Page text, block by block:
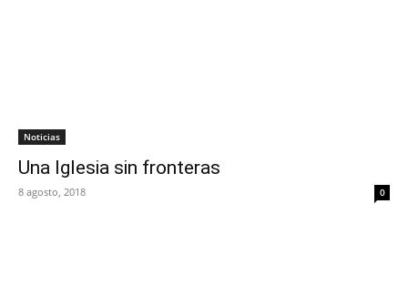
Noticias
Una Iglesia sin fronteras
8 agosto, 2018 0